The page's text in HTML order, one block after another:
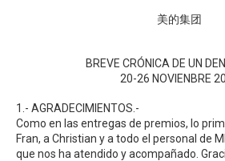
美的集团
BREVE CRÓNICA DE UN
20-26 NOVIENBRE
1.- AGRADECIMIENTOS.-
Como en las entregas de premios, lo
Fran, a Christian y a todo el personal de
que nos ha atendido y acompañado.